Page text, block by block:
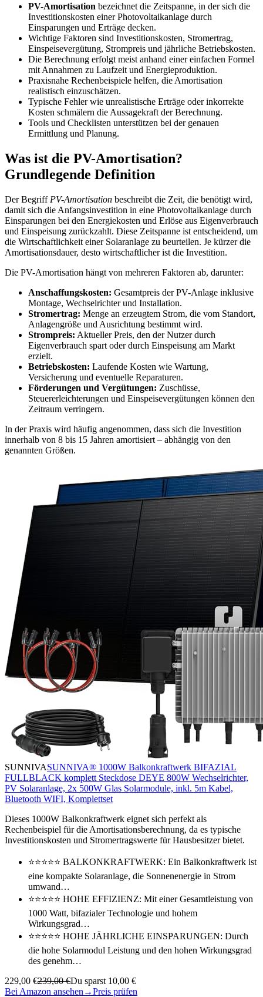
PV-Amortisation bezeichnet die Zeitspanne, in der sich die
Investitionskosten einer Photovoltaikanlage durch
Einsparungen und Erträge decken.
Wichtige Faktoren sind Investitionskosten, Stromertrag,
Einspeisevergütung, Strompreis und jährliche Betriebskosten.
Die Berechnung erfolgt meist anhand einer einfachen Formel
mit Annahmen zu Laufzeit und Energieproduktion.
Praxisnahe Rechenbeispiele helfen, die Amortisation
realistisch einzuschätzen.
Typische Fehler wie unrealistische Erträge oder inkorrekte
Kosten schmälern die Aussagekraft der Berechnung.
Tools und Checklisten unterstützen bei der genauen
Ermittlung und Planung.
Was ist die PV-Amortisation?
Grundlegende Definition
Der Begriff PV-Amortisation beschreibt die Zeit, die benötigt wird,
damit sich die Anfangsinvestition in eine Photovoltaikanlage durch
Einsparungen bei den Energiekosten und Erlöse aus Eigenverbrauch
und Einspeisung zurückzahlt. Diese Zeitspanne ist entscheidend, um
die Wirtschaftlichkeit einer Solaranlage zu beurteilen. Je kürzer die
Amortisationsdauer, desto wirtschaftlicher ist die Investition.
Die PV-Amortisation hängt von mehreren Faktoren ab, darunter:
Anschaffungskosten: Gesamtpreis der PV-Anlage inklusive
Montage, Wechselrichter und Installation.
Stromertrag: Menge an erzeugtem Strom, die vom Standort,
Anlagengröße und Ausrichtung bestimmt wird.
Strompreis: Aktueller Preis, den der Nutzer durch
Eigenverbrauch spart oder durch Einspeisung am Markt
erzielt.
Betriebskosten: Laufende Kosten wie Wartung,
Versicherung und eventuelle Reparaturen.
Förderungen und Vergütungen: Zuschüsse,
Steuererleichterungen und Einspeisevergütungen können den
Zeitraum verringern.
In der Praxis wird häufig angenommen, dass sich die Investition
innerhalb von 8 bis 15 Jahren amortisiert – abhängig von den
genannten Größen.
SUNNIVASUNNIVA® 1000W Balkonkraftwerk BIFAZIAL
FULLBLACK komplett Steckdose DEYE 800W Wechselrichter,
PV Solaranlage, 2x 500W Glas Solarmodule, inkl. 5m Kabel,
Bluetooth WIFI, Komplettset
Dieses 1000W Balkonkraftwerk eignet sich perfekt als
Rechenbeispiel für die Amortisationsberechnung, da es typische
Investitionskosten und Stromertragswerte für Hausbesitzer bietet.
⭐⭐⭐⭐⭐ BALKONKRAFTWERK: Ein Balkonkraftwerk ist
eine kompakte Solaranlage, die Sonnenenergie in Strom
umwand…
⭐⭐⭐⭐⭐ HOHE EFFIZIENZ: Mit einer Gesamtleistung von
1000 Watt, bifazialer Technologie und hohem
Wirkungsgrad…
⭐⭐⭐⭐⭐ HOHE JÄHRLICHE EINSPARUNGEN: Durch
die hohe Solarmodul Leistung und den hohen Wirkungsgrad
des genehm…
229,00 €239,00 €Du sparst 10,00 €
Bei Amazon ansehen →Preis prüfen